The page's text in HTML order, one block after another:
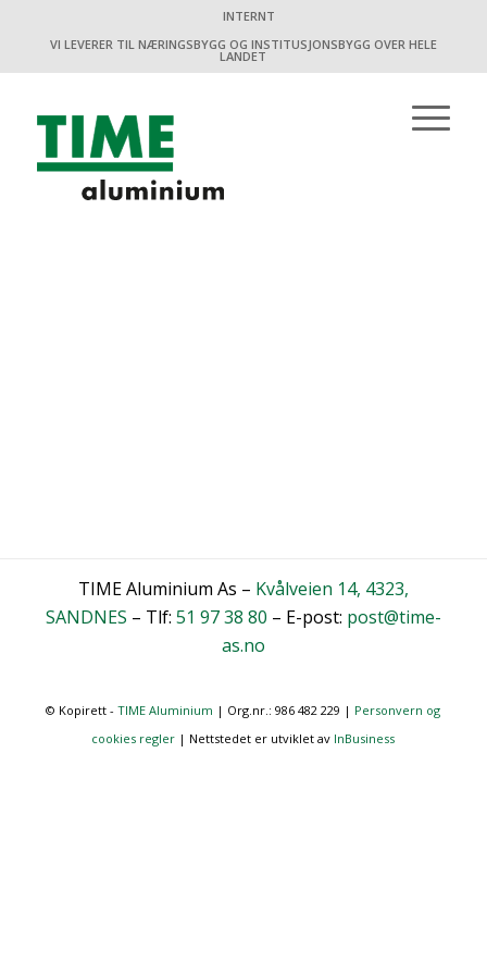
INTERNT
VI LEVERER TIL NÆRINGSBYGG OG INSTITUSJONSBYGG OVER HELE
LANDET
TIME Aluminium As – Kvålveien 14, 4323,
SANDNES – Tlf: 51 97 38 80 – E-post: post@time-
as.no
© Kopirett -TIME Aluminium | Org.nr.: 986 482 229 | Personvern og
cookies regler | Nettstedet er utviklet av InBusiness